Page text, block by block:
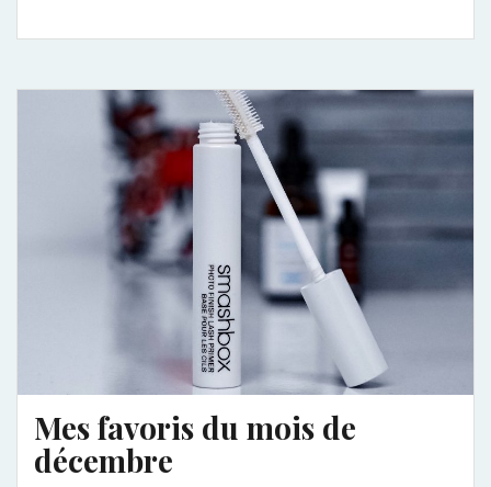
Dyson
Mes favoris du mois de
décembre